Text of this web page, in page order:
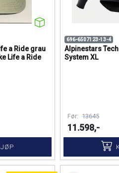
a Ride grau
Life a Ride
696-6507123-13-4
Alpinestars
System XL
Før: 13645
11.598,-